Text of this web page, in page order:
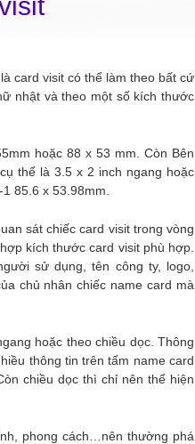
card visit có thể làm theo bất cứ
nhật và theo một số kích thước
hoặc 88 x 53 mm. Còn Bên
thể là 3.5 x 2 inch ngang hoặc
85.6 x 53.98mm.
sát chiếc card visit trong vòng
kích thước card visit phù hợp.
sử dụng, tên công ty, logo,
chủ nhân chiếc name card mà
hoặc theo chiều dọc. Thông
thông tin trên tấm name card
chiều dọc thì chỉ nên thể hiện
phong cách…nên thường phá